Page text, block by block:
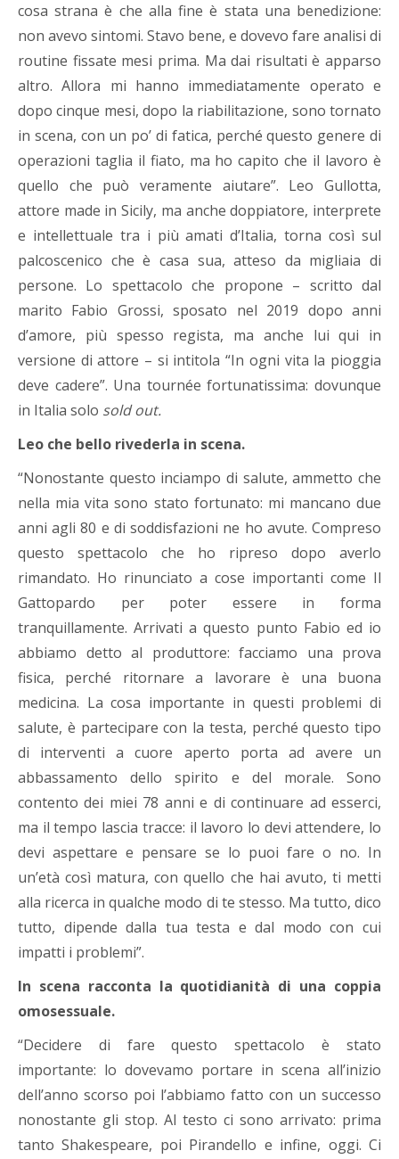
cosa strana è che alla fine è stata una benedizione:
non avevo sintomi. Stavo bene, e dovevo fare analisi di
routine fissate mesi prima. Ma dai risultati è apparso
altro. Allora mi hanno immediatamente operato e
dopo cinque mesi, dopo la riabilitazione, sono tornato
in scena, con un po’ di fatica, perché questo genere di
operazioni taglia il fiato, ma ho capito che il lavoro è
quello che può veramente aiutare”. Leo Gullotta,
attore made in Sicily, ma anche doppiatore, interprete
e intellettuale tra i più amati d’Italia, torna così sul
palcoscenico che è casa sua, atteso da migliaia di
persone. Lo spettacolo che propone – scritto dal
marito Fabio Grossi, sposato nel 2019 dopo anni
d’amore, più spesso regista, ma anche lui qui in
versione di attore – si intitola “In ogni vita la pioggia
deve cadere”. Una tournée fortunatissima: dovunque
in Italia solo sold out.
Leo che bello rivederla in scena.
“Nonostante questo inciampo di salute, ammetto che
nella mia vita sono stato fortunato: mi mancano due
anni agli 80 e di soddisfazioni ne ho avute. Compreso
questo spettacolo che ho ripreso dopo averlo
rimandato. Ho rinunciato a cose importanti come Il
Gattopardo per poter essere in forma
tranquillamente. Arrivati a questo punto Fabio ed io
abbiamo detto al produttore: facciamo una prova
fisica, perché ritornare a lavorare è una buona
medicina. La cosa importante in questi problemi di
salute, è partecipare con la testa, perché questo tipo
di interventi a cuore aperto porta ad avere un
abbassamento dello spirito e del morale. Sono
contento dei miei 78 anni e di continuare ad esserci,
ma il tempo lascia tracce: il lavoro lo devi attendere, lo
devi aspettare e pensare se lo puoi fare o no. In
un’età così matura, con quello che hai avuto, ti metti
alla ricerca in qualche modo di te stesso. Ma tutto, dico
tutto, dipende dalla tua testa e dal modo con cui
impatti i problemi”.
In scena racconta la quotidianità di una coppia
omosessuale.
“Decidere di fare questo spettacolo è stato
importante: lo dovevamo portare in scena all’inizio
dell’anno scorso poi l’abbiamo fatto con un successo
nonostante gli stop. Al testo ci sono arrivato: prima
tanto Shakespeare, poi Pirandello e infine, oggi. Ci